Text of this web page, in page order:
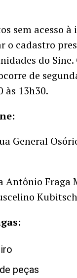
sem acesso
o cadastro
do Sine.
de
às 13h30.
General
Antônio Fraga
peças